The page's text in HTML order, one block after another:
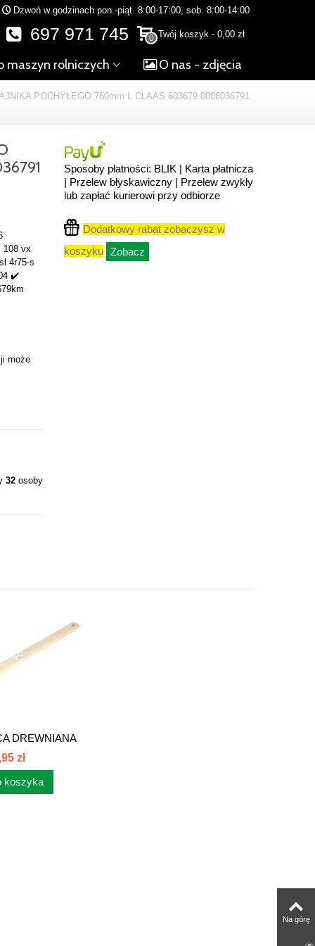
Dzwoń w godzinach pon.-piąt. 8:00-17:00, sob. 8:00-14:00
0 Twój koszyk - 0,00 zł
697 971 745
maszyn rolniczych O nas - zdjęcia
POCHYŁEGO 760mm L CLAAS 603679 0006036791
108 vx
4r75-s
✔️
może
32osoby
Sposoby płatności: BLIK | Karta płatnicza
| Przelew błyskawiczny | Przelew zwykły
lub zapłać kurierowi przy odbiorze
Dodatkowy rabat zobaczysz w
koszyku Zobacz
DREWNIANA
zł
koszyka
Na górę